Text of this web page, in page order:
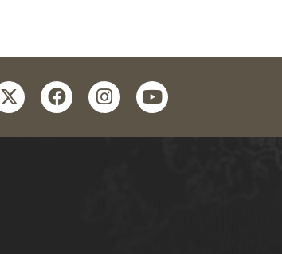
twitterfacebookinstagram
youtube